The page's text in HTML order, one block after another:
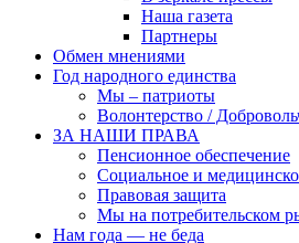
Наша газета
Партнеры
Обмен мнениями
Год народного единства
Мы – патриоты
Волонтерство /
ЗА НАШИ ПРАВА
Пенсионное обеспечение
Социальное и
Правовая защита
Мы на потребительском
Нам года — не беда